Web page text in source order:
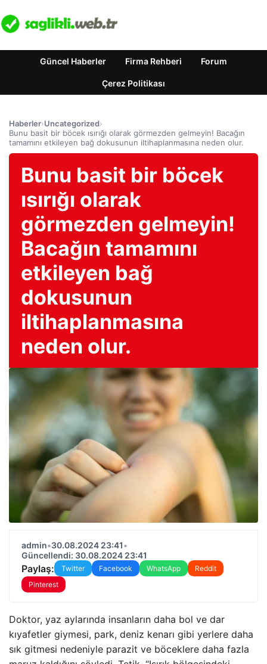
Güncel Haberler Firma Rehberi Forum
Çerez Politikası
Haberler›Uncategorized›
Bunu basit bir böcek ısırığı olarak görmezden gelmeyin! Bacağın
tamamını etkileyen bağ dokusunun iltihaplanmasına neden olur.
Bunu basit bir böcek
ısırığı olarak
görmezden gelmeyin!
Bacağın tamamını
etkileyen bağ
dokusunun
iltihaplanmasına
neden olur.
admin•30.08.2024 23:41•
Güncellendi: 30.08.2024 23:41
Paylaş: Twitter Facebook WhatsApp
Reddit
Pinterest
Doktor, yaz aylarında insanların daha bol ve dar
kıyafetler giymesi, park, deniz kenarı gibi yerlere daha
sık gitmesi nedeniyle parazit ve böceklere daha fazla